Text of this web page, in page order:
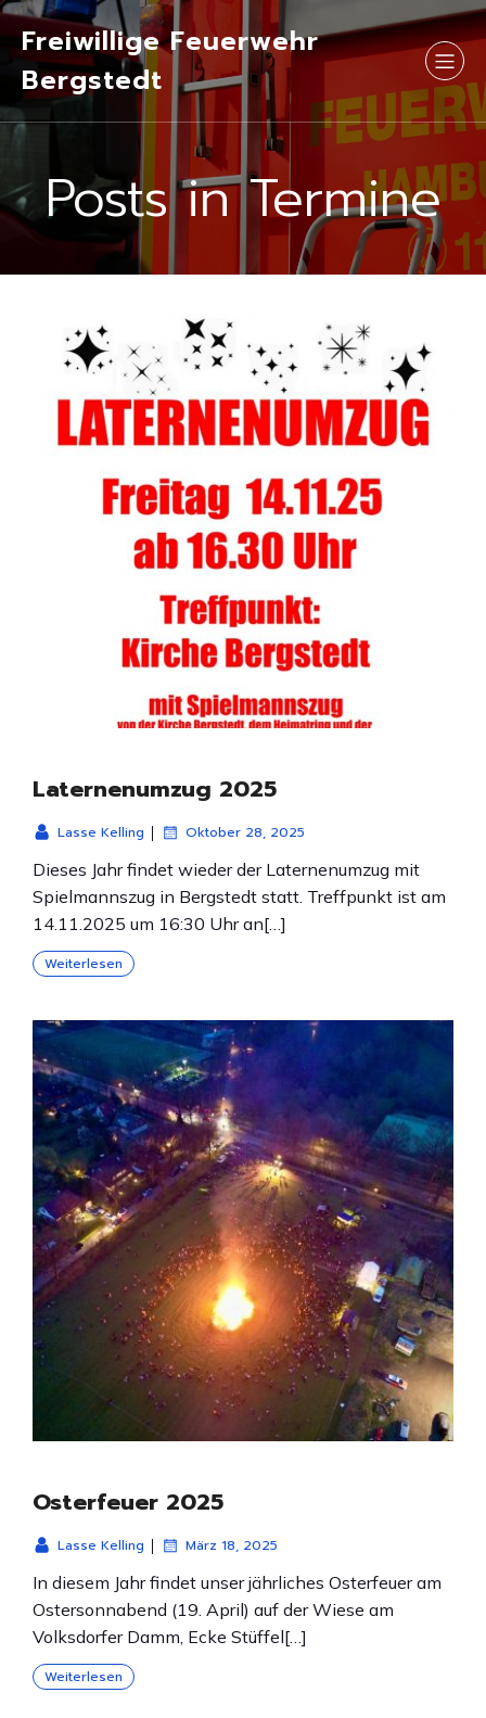
Freiwillige Feuerwehr
Bergstedt
Posts in Termine
Laternenumzug 2025
Lasse Kelling | Oktober 28, 2025
Dieses Jahr findet wieder der Laternenumzug mit
Spielmannszug in Bergstedt statt. Treffpunkt ist am
14.11.2025 um 16:30 Uhr an[…]
Weiterlesen
Osterfeuer 2025
Lasse Kelling | März 18, 2025
In diesem Jahr findet unser jährliches Osterfeuer am
Ostersonnabend (19. April) auf der Wiese am
Volksdorfer Damm, Ecke Stüffel[…]
Weiterlesen